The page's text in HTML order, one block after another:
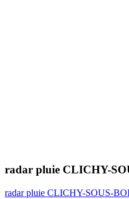
radar pluie CLICHY-
radar pluie CLICHY-SOUS-